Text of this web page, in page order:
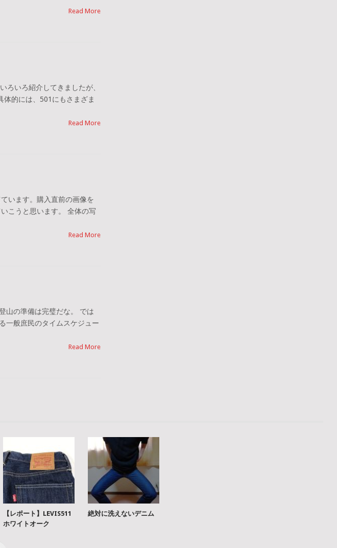
Read More
ろいろ紹介してきましたが、
的には、501にもさまざま
Read More
います。購入直前の画像を
こうと思います。 全体の写
Read More
山の準備は完璧だな。 では
一般庶民のタイムスケジュー
Read More
【レポート】LEVIS511
ホワイトオーク
絶対に洗えないデニム